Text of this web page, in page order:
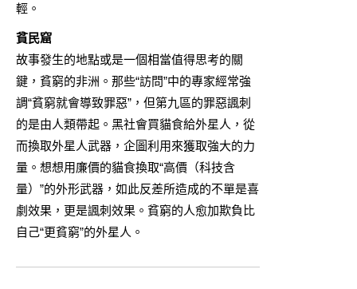
輕。
貧民窟
故事發生的地點或是一個相當值得思考的關
鍵，貧窮的非洲。那些“訪問”中的專家經常強
調“貧窮就會導致罪惡”，但第九區的罪惡諷刺
的是由人類帶起。黑社會買貓食給外星人，從
而換取外星人武器，企圖利用來獲取強大的力
量。想想用廉價的貓食換取“高價（科技含
量）”的外形武器，如此反差所造成的不單是喜
劇效果，更是諷刺效果。貧窮的人愈加欺負比
自己“更貧窮”的外星人。